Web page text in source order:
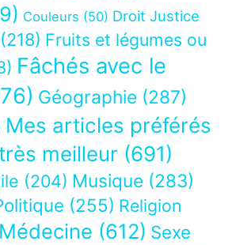
Couleurs (50) Droit Justice
(218) Fruits et légumes ou
Fâchés avec le
Géographie (287)
Mes articles préférés
meilleur (691)
(204) Musique (283)
(255) Religion
(612) Sexe